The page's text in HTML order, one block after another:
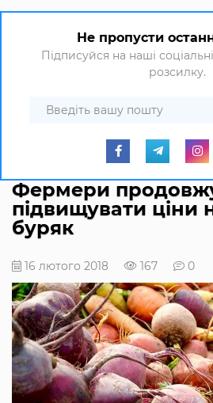
Не пропусти
Підписуйся на наші
розсилку.
Фермери
підвищувати ціни
буряк
16 лютого 2018 167 0